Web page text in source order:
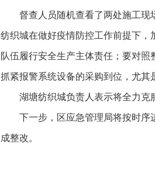
督查人员随机查看了两处施工现
纺织城在做好疫情防控工作前提下
队伍履行安全生产主体责任；要对
抓紧报警系统设备的采购到位，尤其
湖塘纺织城负责人表示将全力克
下一步，区应急管理局将按时序
成整改。